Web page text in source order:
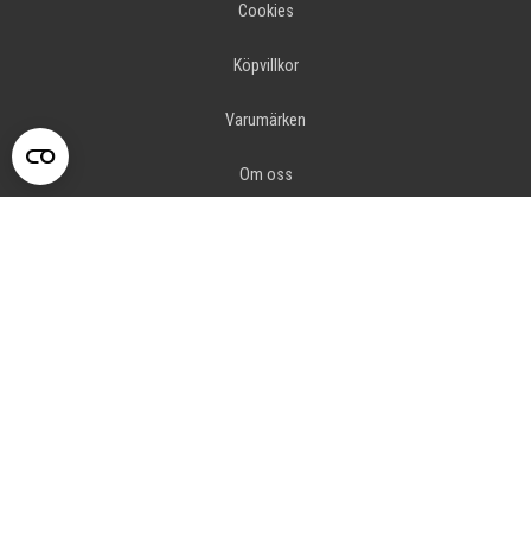
Cookies
Köpvillkor
Varumärken
Om oss